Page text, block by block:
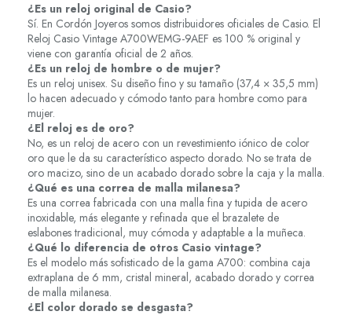
¿Es un reloj original de Casio?
Sí. En Cordón Joyeros somos distribuidores oficiales de Casio. El
Reloj Casio Vintage A700WEMG-9AEF es 100 % original y
viene con garantía oficial de 2 años.
¿Es un reloj de hombre o de mujer?
Es un reloj unisex. Su diseño fino y su tamaño (37,4 × 35,5 mm)
lo hacen adecuado y cómodo tanto para hombre como para
mujer.
¿El reloj es de oro?
No, es un reloj de acero con un revestimiento iónico de color
oro que le da su característico aspecto dorado. No se trata de
oro macizo, sino de un acabado dorado sobre la caja y la malla.
¿Qué es una correa de malla milanesa?
Es una correa fabricada con una malla fina y tupida de acero
inoxidable, más elegante y refinada que el brazalete de
eslabones tradicional, muy cómoda y adaptable a la muñeca.
¿Qué lo diferencia de otros Casio vintage?
Es el modelo más sofisticado de la gama A700: combina caja
extraplana de 6 mm, cristal mineral, acabado dorado y correa
de malla milanesa.
¿El color dorado se desgasta?